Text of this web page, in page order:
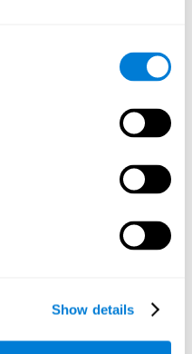
Show details
대처하기 위해 자주 사용하
니다. 인지 자극을 통해 연구
할 수 있습니다. 이런 일이
원을 갖게되어 공부하는 시
능력을 엄격하고 체계적으
정 교육을 제공합니다. 시험
요합니다. 이러한 의미에서